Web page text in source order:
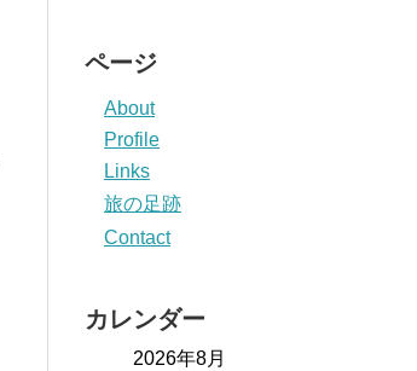
ページ
About
Profile
Links
旅の足跡
Contact
カレンダー
2026年8月